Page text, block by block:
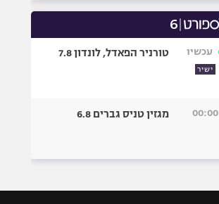
עכשיו
ישיר
טורניר הפאדל, לונדון 7.8
00:00 מגזין טניס גברים 6.8